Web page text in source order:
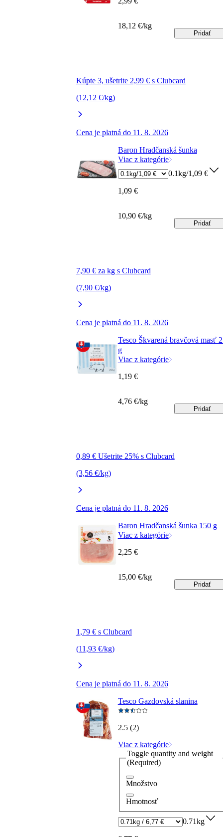
Kúpte 3, ušetrite 2,99 € s Clubcard
(12,12 €/kg)
Cena je platná do 11. 8. 2026
18,12 €/kg
Pridať
Baron Hradčanská šunka
Viac z kategórie
7,90 € za kg s Clubcard
(7,90 €/kg)
Cena je platná do 11. 8. 2026
0.1kg/1,09 €
1,09 €
10,90 €/kg
Pridať
Tesco Škvarená bravčová masť
g
Viac z kategórie
0,89 € Ušetrite 25% s Clubcard
(3,56 €/kg)
Cena je platná do 11. 8. 2026
1,19 €
4,76 €/kg
Pridať
Baron Hradčanská šunka 150 g
Viac z kategórie
1,79 € s Clubcard
(11,93 €/kg)
Cena je platná do 11. 8. 2026
2,25 €
15,00 €/kg
Pridať
Tesco Gazdovská slanina
2.5 (2)
Viac z kategórie
Toggle quantity and weight
(Required)
Množstvo
Hmotnosť
0.71kg